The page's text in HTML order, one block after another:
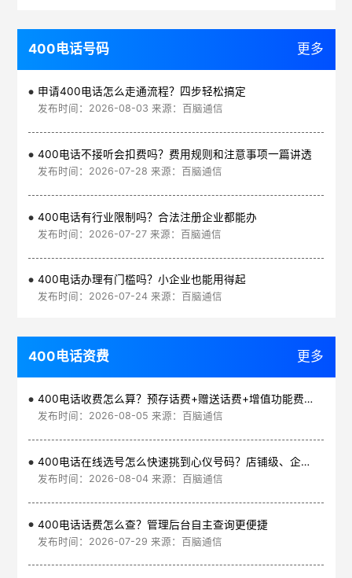
400电话号码 更多
申请400电话怎么走通流程？四步轻松搞定
发布时间：2026-08-03 来源：百脑通信
400电话不接听会扣费吗？费用规则和注意事项一篇讲透
发布时间：2026-07-28 来源：百脑通信
400电话有行业限制吗？合法注册企业都能办
发布时间：2026-07-27 来源：百脑通信
400电话办理有门槛吗？小企业也能用得起
发布时间：2026-07-24 来源：百脑通信
400电话资费 更多
400电话收费怎么算？预存话费+赠送话费+增值功能费透明实惠
发布时间：2026-08-05 来源：百脑通信
400电话在线选号怎么快速挑到心仪号码？店铺级、企业级、集团级一次看清
发布时间：2026-08-04 来源：百脑通信
400电话话费怎么查？管理后台自主查询更便捷
发布时间：2026-07-29 来源：百脑通信